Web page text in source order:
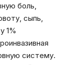
боль,
сыпь,
1%
систему.